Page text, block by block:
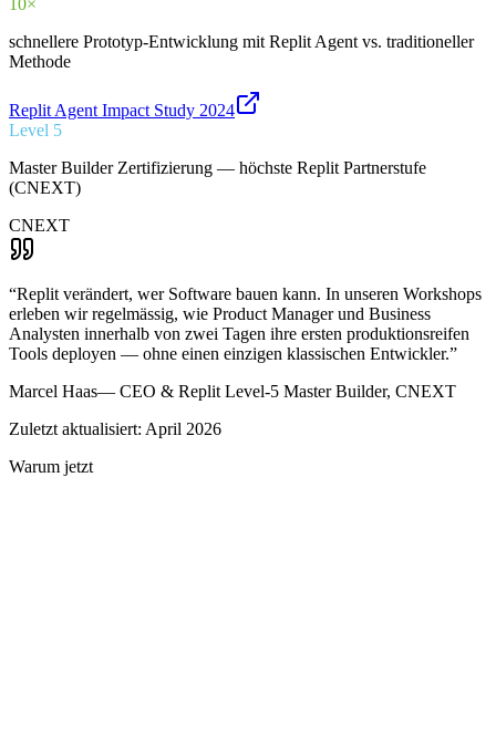
schnellere Prototyp-Entwicklung mit Replit Agent vs. traditioneller
Methode
Replit Agent Impact Study 2024
Level 5
Master Builder Zertifizierung — höchste Replit Partnerstufe
(CNEXT)
CNEXT
“Replit verändert, wer Software bauen kann. In unseren Workshops
erleben wir regelmässig, wie Product Manager und Business
Analysten innerhalb von zwei Tagen ihre ersten produktionsreifen
Tools deployen — ohne einen einzigen klassischen Entwickler.”
Marcel Haas— CEO & Replit Level-5 Master Builder, CNEXT
Zuletzt aktualisiert: April 2026
Warum jetzt